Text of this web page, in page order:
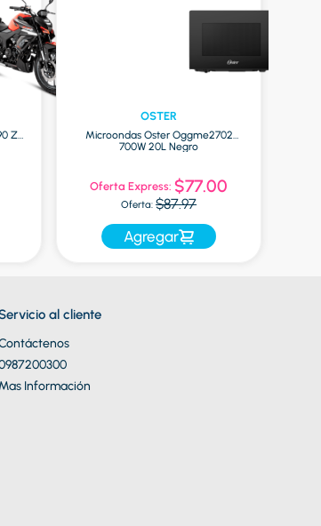
Zr
OSTER
Microondas Oster Oggme2702
700W 20L Negro
Oferta Express: $77.00
Oferta: $87.97
Agregar
al cliente
Mas Información